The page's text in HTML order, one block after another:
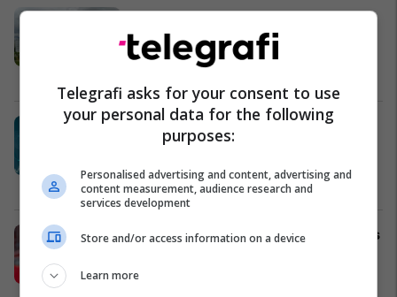
Sulmi më vdekjeprurës në Rusi prej
dy vitesh, dronët ukrainas godasin
thellë vendin
Rriten çmimet e naftës pasi Irani
vendos kushtet për rihapjen e
Nga Bota
Tre shqiptarë në formacionin e javës
Ligat tjera
Telegrafi asks for your consent to use
your personal data for the following
purposes:
Personalised advertising and content, advertising and
content measurement, audience research and
services development
Store and/or access information on a device
Learn more